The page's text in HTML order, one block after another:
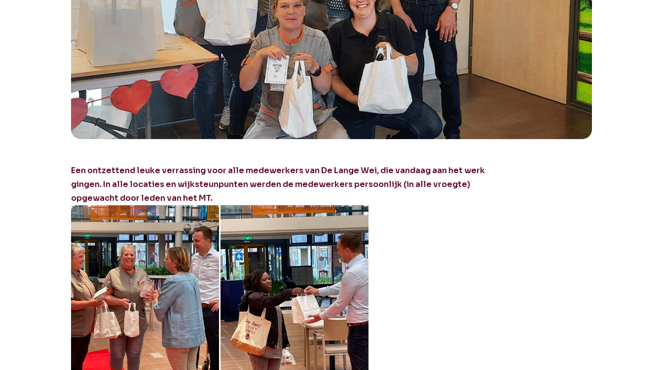
Een ontzettend leuke verrassing voor alle medewerkers van De Lange Wei, die vandaag aan het werk
gingen. In alle locaties en wijksteunpunten werden de medewerkers persoonlijk (in alle vroegte)
opgewacht door leden van het MT.